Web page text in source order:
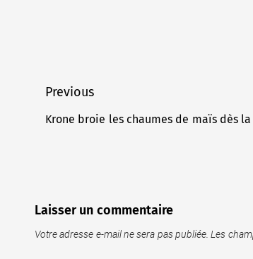
Navigation
de
Previous
Previous
Krone broie les chaumes de maïs dès
Laisser un commentaire
Votre adresse e-mail ne sera pas publiée. Les